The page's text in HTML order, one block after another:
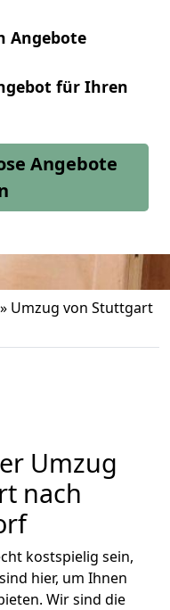
Angebote
für Ihren
Angebote
» Umzug von Stuttgart
Umzug
nach
kostspielig sein,
hier, um Ihnen
Wir sind die